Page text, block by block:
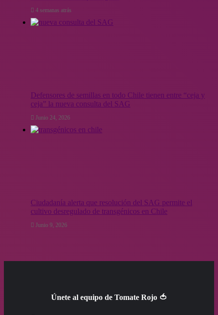
4 semanas atrás
Defensores de semillas en todo Chile tienen entre “ceja y
ceja” la nueva consulta del SAG
Junio 24, 2026
Ciudadanía alerta que resolución del SAG permite el
cultivo desregulado de transgénicos en Chile
Junio 9, 2026
Únete al equipo de Tomate Rojo 🍅